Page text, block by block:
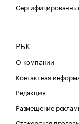
РБК
О компании
Контактная
Редакция
Размещение